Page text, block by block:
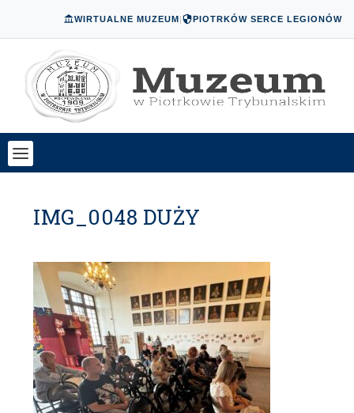
WIRTUALNE MUZEUM| PIOTRKÓW SERCE LEGIONÓW
IMG_0048 DUŻY